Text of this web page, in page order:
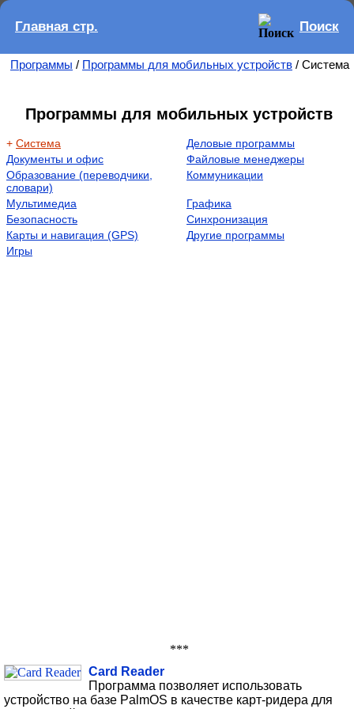
Главная стр. Поиск
Программы / Программы для мобильных устройств / Система
Программы для мобильных устройств
+ Система
Деловые программы
Документы и офис
Файловые менеджеры
Образование (переводчики,
словари)
Коммуникации
Мультимедиа
Графика
Безопасность
Синхронизация
Карты и навигация (GPS)
Другие программы
Игры
***
Card Reader
Программа позволяет использовать
устройство на базе PalmOS в качестве карт-ридера для